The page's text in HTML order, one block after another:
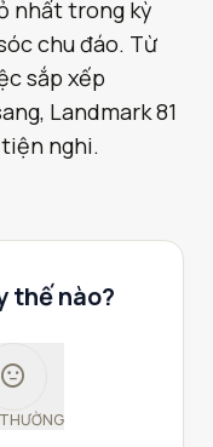
nhất trong kỳ
chu đáo. Từ
sắp xếp
Landmark 81
nghi.
thế nào?
sentiment_neutral